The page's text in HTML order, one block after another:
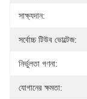
সাক্ষ্যদান:
সর্বোচ্চ টিউব ভোল্টেজ:
নির্ভুলতা গণনা:
যোগানের ক্ষমতা: